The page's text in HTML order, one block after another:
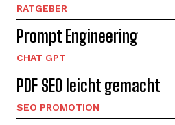
RATGEBER
Prompt Engineering
CHAT GPT
PDF SEO leicht gemacht
SEO PROMOTION